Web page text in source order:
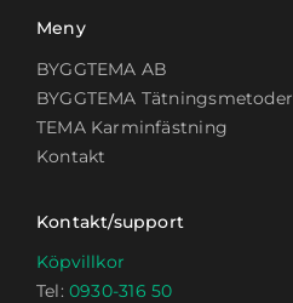
Meny
BYGGTEMA AB
BYGGTEMA Tätningsmetoder
TEMA Karminfästning
Kontakt
Kontakt/support
Köpvillkor
Tel:0930-316 50